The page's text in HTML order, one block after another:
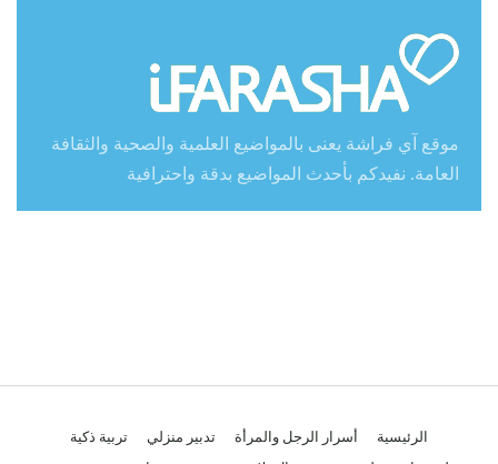
موقع آي فراشة يعنى بالمواضيع العلمية والصحية والثقافة
العامة. نفيدكم بأحدث المواضيع بدقة واحترافية
الرئيسية أسرار الرجل والمرأة تدبير منزلي
تربية ذكية